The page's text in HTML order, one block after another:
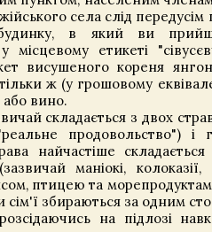
села слід
будинку, в який ви
місцевому етикеті
висушеного кореня
ж (у грошовому
або вино.
складається з двох
продовольство") і
найчастіше
маніокі, колоказії,
птицею та
сім'ї збираються за одним
на підлозі